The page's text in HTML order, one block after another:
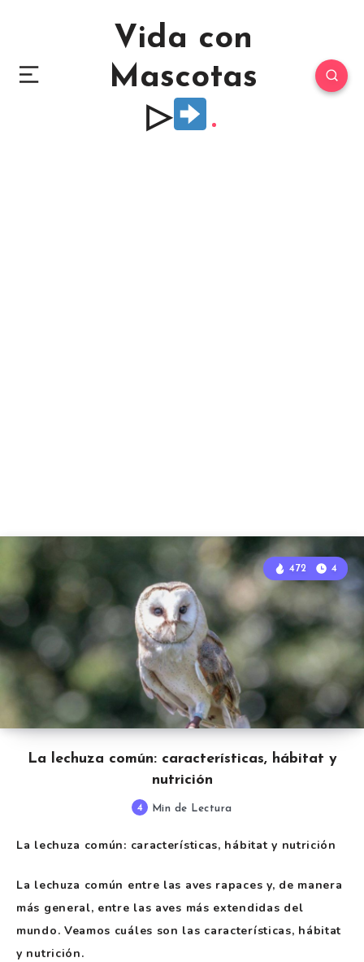
Vida con
Mascotas
▷
La lechuza común: características, hábitat y
nutrición
472 4
4 Min de Lectura
La lechuza común: características, hábitat y nutrición
La lechuza común entre las aves rapaces y, de manera
más general, entre las aves más extendidas del
mundo. Veamos cuáles son las características, hábitat
y nutrición.